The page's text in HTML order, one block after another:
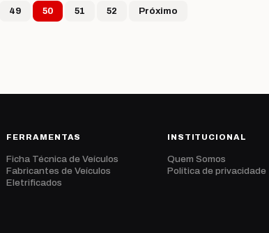
Paginação de posts
49 50 51 52 Próximo
FERRAMENTAS
Ficha Técnica de Veículos
Fabricantes de Veículos
Eletrificados
INSTITUCIONAL
Quem Somos
Política de privacidade